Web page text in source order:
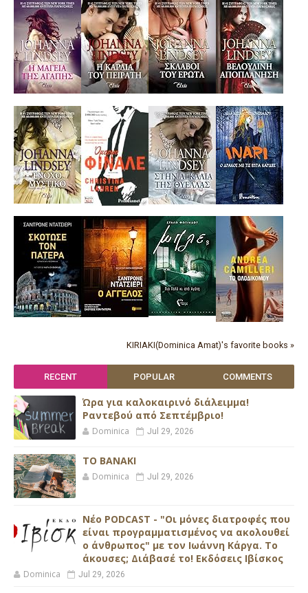
KIRIAKI(Dominica Amat)'s favorite books »
RECENT POPULAR COMMENTS
Ώρα για καλοκαιρινό διάλειμμα!
Ραντεβού από Σεπτέμβριο!
Dominica Jul 29, 2026
ΤΟ ΒΑΝΑΚΙ
Dominica Jul 29, 2026
Νέο PODCAST - "Οι μόνες διατροφές που
είναι προγραμματισμένος να ακολουθεί
ο άνθρωπος" με τον Ιωάννη Κάργα. Το
άκουσες; Διάβασέ το! Εκδόσεις Ιβίσκος
Dominica Jul 29, 2026